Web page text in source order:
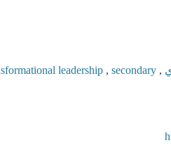
,
, secondary